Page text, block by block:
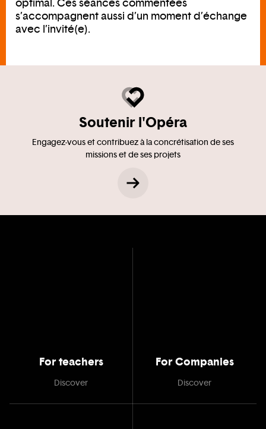
s’accompagnent aussi d’un moment d’échange
avec l’invité(e).
Soutenir l'Opéra
Engagez-vous et contribuez à la concrétisation de ses
missions et de ses projets
For teachers
Discover
For Companies
Discover